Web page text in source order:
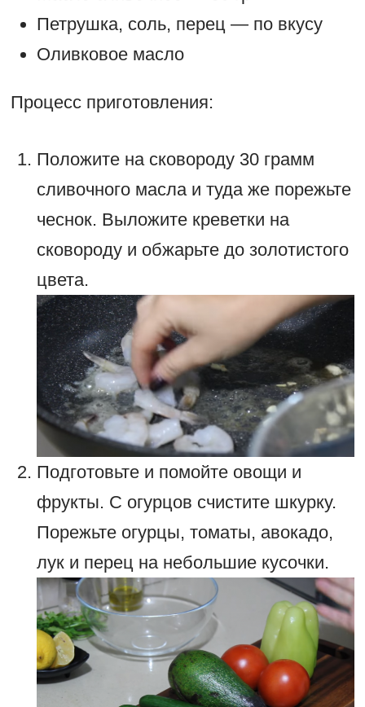
Петрушка, соль, перец — по вкусу
Оливковое масло
Процесс приготовления:
Положите на сковороду 30 грамм
сливочного масла и туда же порежьте
чеснок. Выложите креветки на
сковороду и обжарьте до золотистого
цвета.
Подготовьте и помойте овощи и
фрукты. С огурцов счистите шкурку.
Порежьте огурцы, томаты, авокадо,
лук и перец на небольшие кусочки.